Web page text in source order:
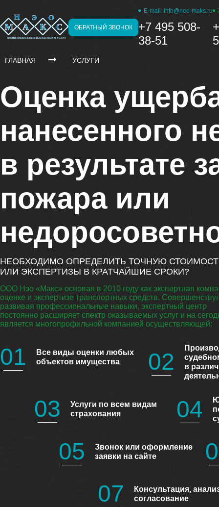
M А К С
Н Э О
ВРЕМЯ ПРЕДОСТАВЛЯТЬ МАКСИМУМ УСЛУГ
ОБРАТНЫЙ ЗВОНОК
E-mail: info@neo-maks.ru
+7 495 508-
38-51
ГЛАВНАЯ УСЛУГИ
Оценка
нанесенного
в результате
пожара или
НЕОБХОДИМО ОПРЕДЕЛИТЬ ТОЧНУЮ
ИЛИ ЭКСПЕРТИЗЫ В КРАТЧАЙШИЕ СРОКИ?
ООО Нэо «Макс» основан в 2010 году как экспертная
оценке и экспертизе транспортных средств.
развивая профессиональные навыки, экспертный центр
постоянно расширяет спектр оказываемых услуг и на
является многопрофильной компанией осуществляющей:
01
Все виды оценки любых
объектов имущества
02
в
03
Услуги по всем видам
страхования
04
05
Звонок или оформление
заявки на сайте
07
Консультация,
согласование